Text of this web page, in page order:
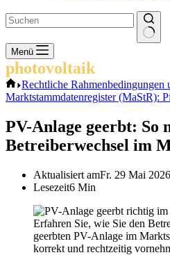
Keine
Ergebnisse
Menü
photovoltaik
Start
Rechtliche Rahmenbedingungen
Marktstammdatenregister (MaStR):
PV-Anlage geerbt: So
Betreiberwechsel im
Aktualisiert amFr. 29 Mai 2026
Lesezeit6 Min
Erfahren Sie, wie Sie den
geerbten PV-Anlage im
korrekt und rechtzeitig